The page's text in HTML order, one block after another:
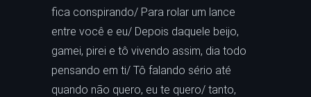
fica conspirando/ Para rolar um lance
entre você e eu/ Depois daquele beijo,
gamei, pirei e tô vivendo assim, dia todo
pensando em ti/ Tô falando sério até
quando não quero, eu te quero/ tanto,